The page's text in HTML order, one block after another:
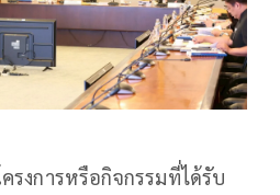
รงการหรือกิจกรรมที่ได้รับ